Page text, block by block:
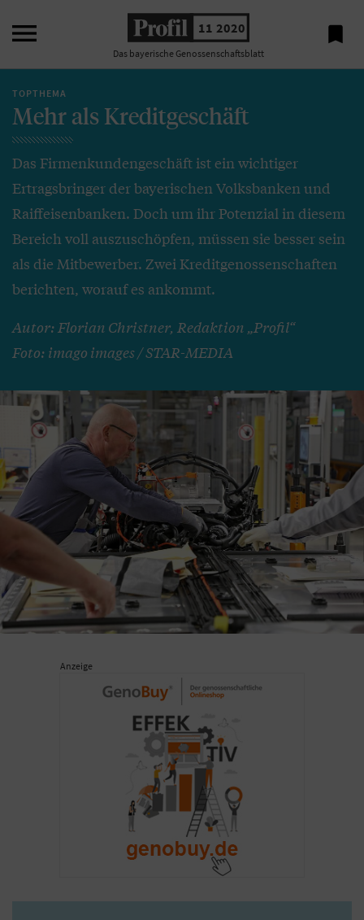
 11 2020
Das bayerische Genossenschaftsblatt

TOPTHEMA
Mehr als Kreditgeschäft
Das Firmenkundengeschäft ist ein wichtiger
Ertragsbringer der bayerischen Volksbanken und
Raiffeisenbanken. Doch um ihr Potenzial in diesem
Bereich voll auszuschöpfen, müssen sie besser sein
als die Mitbewerber. Zwei Kreditgenossenschaften
berichten, worauf es ankommt.
Autor: Florian Christner, Redaktion „Profil“
Foto: imago images / STAR-MEDIA
Anzeige